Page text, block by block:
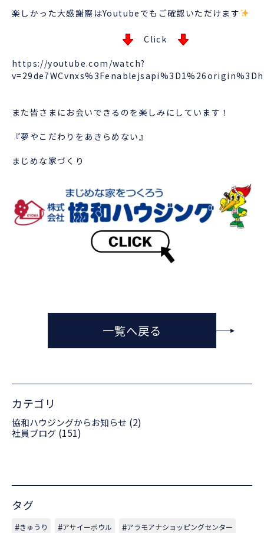
楽しかった大感謝際はYoutubeでもご確認いただけます
Click
https://youtube.com/watch?
また皆さまにお会いできるのを楽しみにしています！
『夢やこだわりをあきらめない』
まじめな家づくり
一覧へ戻る
カテゴリ
協和ハウジングからお知らせ (2)
社員ブログ (151)
タグ
きゅうり アサイーボウル
アラモアナショッピングセンター